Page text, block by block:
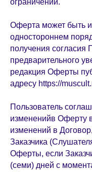
ограничений.
Оферта может быть
одностороннем
получения согласия
предварительного
редакция Оферты
адресу https://
Пользователь
измененийв Оферту
изменений в
Заказчика
Оферты, если
(семи) дней с